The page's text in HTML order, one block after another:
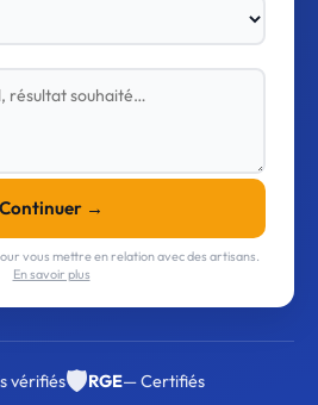
Continuer →
vous mettre en relation avec des artisans.
En savoir plus
vérifiés🛡️RGE— Certifiés